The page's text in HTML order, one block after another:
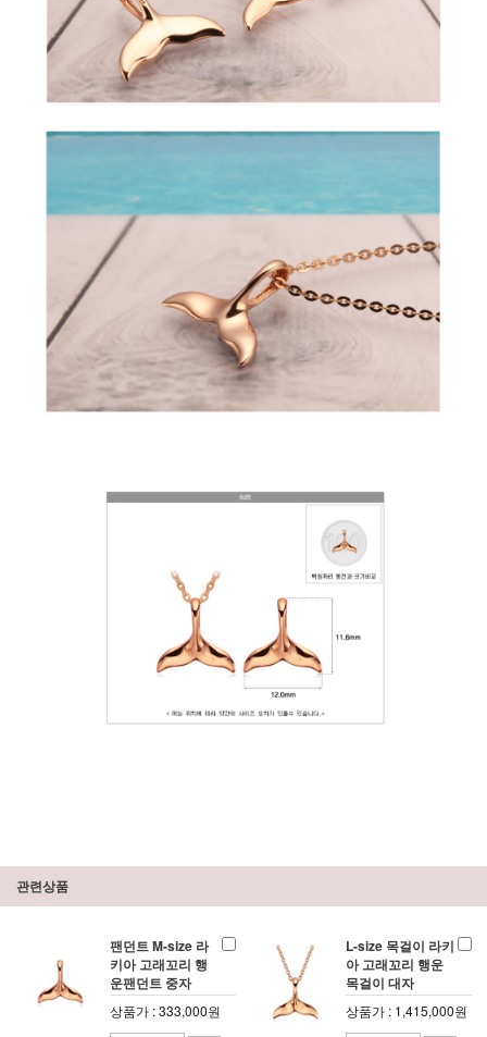
관련상품
팬던트 M-size 라
키아 고래꼬리 행
운팬던트 중자
상품가 : 333,000원
L-size 목걸이 라키
아 고래꼬리 행운
목걸이 대자
상품가 : 1,415,000원